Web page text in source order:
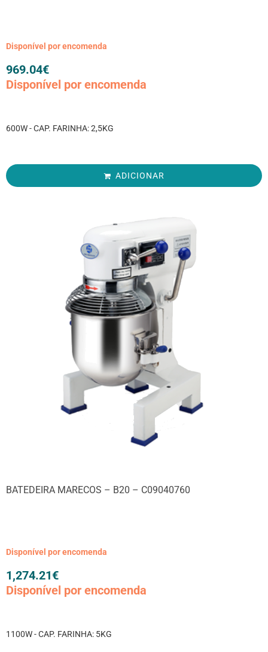
Disponível por encomenda
969.04€
Disponível por encomenda
600W - CAP. FARINHA: 2,5KG
ADICIONAR
BATEDEIRA MARECOS – B20 – C09040760
Disponível por encomenda
1,274.21€
Disponível por encomenda
1100W - CAP. FARINHA: 5KG